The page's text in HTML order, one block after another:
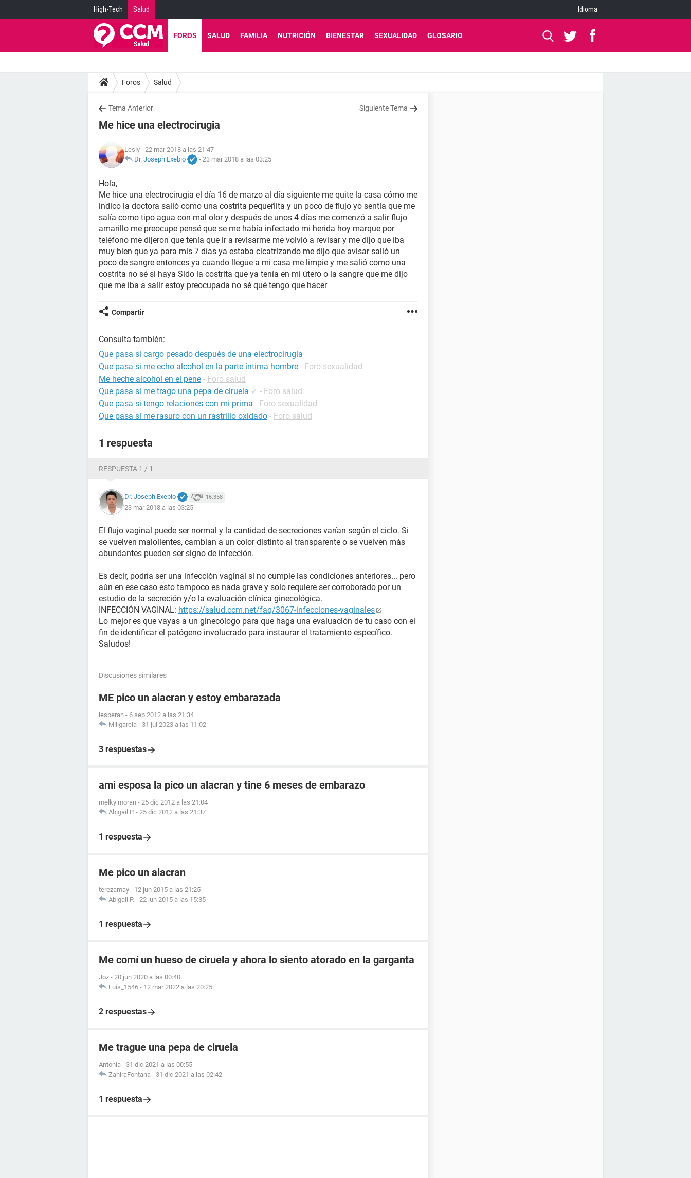
High-Tech Salud Idioma
FOROS SALUD FAMILIA NUTRICIÓN BIENESTAR SEXUALIDAD GLOSARIO
Foros Salud
Tema Anterior Siguiente Tema
Me hice una electrocirugia
Lesly - 22 mar 2018 a las 21:47
Dr. Joseph Exebio
- 23 mar 2018 a las 03:25
Hola,
Me hice una electrocirugia el día 16 de marzo al día siguiente me quite la casa cómo me
indico la doctora salió como una costrita pequeñita y un poco de flujo yo sentía que me
salía como tipo agua con mal olor y después de unos 4 días me comenzó a salir flujo
amarillo me preocupe pensé que se me había infectado mi herida hoy marque por
teléfono me dijeron que tenía que ir a revisarme me volvió a revisar y me dijo que iba
muy bien que ya para mis 7 días ya estaba cicatrizando me dijo que avisar salió un
poco de sangre entonces ya cuando llegue a mi casa me limpie y me salió como una
costrita no sé si haya Sido la costrita que ya tenía en mi útero o la sangre que me dijo
que me iba a salir estoy preocupada no sé qué tengo que hacer
Compartir
Consulta también:
Que pasa si cargo pesado después de una electrocirugia
Que pasa si me echo alcohol en la parte íntima hombre - Foro sexualidad
Me heche alcohol en el pene - Foro salud
Que pasa si me trago una pepa de ciruela ✓ - Foro salud
Que pasa si tengo relaciones con mi prima - Foro sexualidad
Que pasa si me rasuro con un rastrillo oxidado - Foro salud
1 respuesta
RESPUESTA 1 / 1
Dr. Joseph Exebio 16.358
23 mar 2018 a las 03:25
El flujo vaginal puede ser normal y la cantidad de secreciones varían según el ciclo. Si
se vuelven malolientes, cambian a un color distinto al transparente o se vuelven más
abundantes pueden ser signo de infección.
Es decir, podría ser una infección vaginal si no cumple las condiciones anteriores... pero
aún en ese caso esto tampoco es nada grave y solo requiere ser corroborado por un
estudio de la secreción y/o la evaluación clínica ginecológica.
INFECCIÓN VAGINAL: https://salud.ccm.net/faq/3067-infecciones-vaginales
Lo mejor es que vayas a un ginecólogo para que haga una evaluación de tu caso con el
fin de identificar el patógeno involucrado para instaurar el tratamiento específico.
Saludos!
Discusiones similares
ME pico un alacran y estoy embarazada
lesperan - 6 sep 2012 a las 21:34
Miligarcia - 31 jul 2023 a las 11:02
3 respuestas
ami esposa la pico un alacran y tine 6 meses de embarazo
melky moran - 25 dic 2012 a las 21:04
Abigail P. - 25 dic 2012 a las 21:37
1 respuesta
Me pico un alacran
terezamay - 12 jun 2015 a las 21:25
Abigail P. - 22 jun 2015 a las 15:35
1 respuesta
Me comí un hueso de ciruela y ahora lo siento atorado en la garganta
Joz - 20 jun 2020 a las 00:40
Luis_1546 - 12 mar 2022 a las 20:25
2 respuestas
Me trague una pepa de ciruela
Antonia - 31 dic 2021 a las 00:55
ZahiraFontana - 31 dic 2021 a las 02:42
1 respuesta